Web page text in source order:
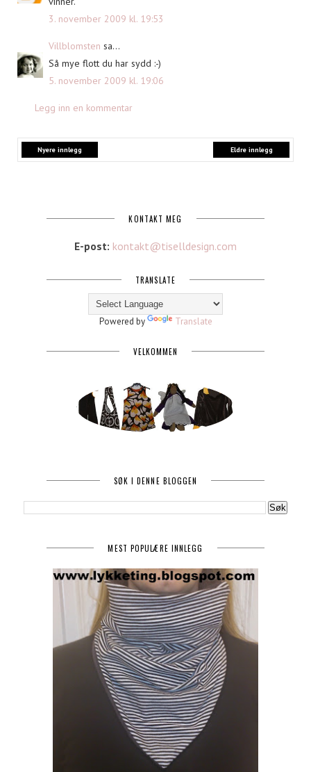
3. november 2009 kl. 19:53
Villblomsten sa...
Så mye flott du har sydd :-)
5. november 2009 kl. 19:06
Legg inn en kommentar
Nyere innlegg Eldre innlegg
KONTAKT MEG
E-post: kontakt@tiselldesign.com
TRANSLATE
Powered by Translate
VELKOMMEN
SØK I DENNE BLOGGEN
MEST POPULÆRE INNLEGG